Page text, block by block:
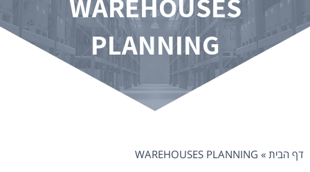
WAREHOUSES
PLANNING
דף הבית»
WAREHOUSES PLANNING